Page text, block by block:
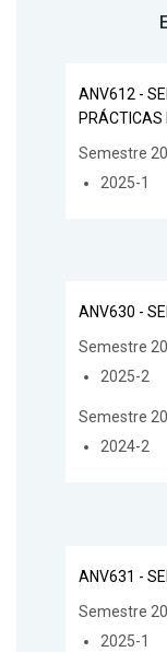
ANV612 -
PRÁCTICAS
Semestre
2025-1
ANV630 -
Semestre
2025-2
Semestre
2024-2
ANV631 -
Semestre
2025-1